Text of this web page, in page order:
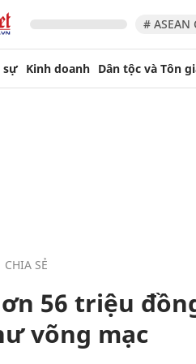
# ASEAN
sự Kinh doanh Dân tộc và Tôn
CHIA SẺ
56 triệu
võng mạc